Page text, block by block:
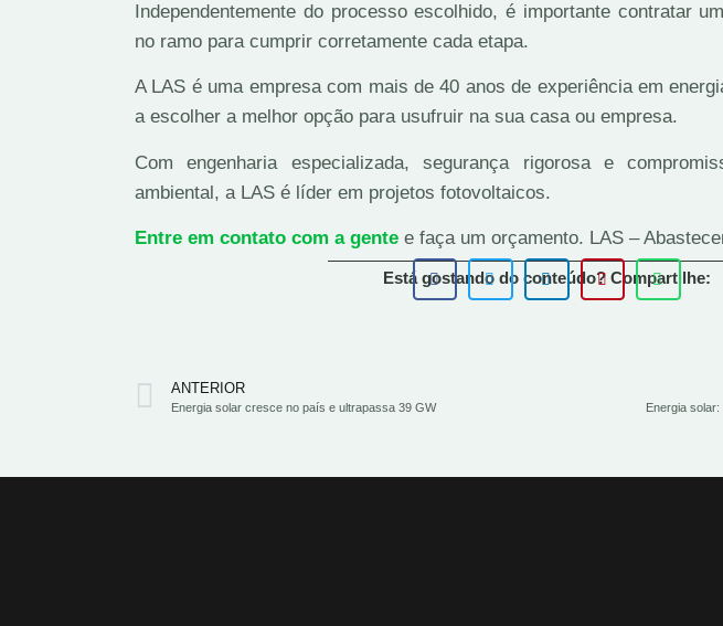
Independentemente do processo escolhido, é importante contratar
no ramo para cumprir corretamente cada etapa.
A LAS é uma empresa com mais de 40 anos de experiência em
a escolher a melhor opção para usufruir na sua casa ou empresa.
Com engenharia especializada, segurança rigorosa e
ambiental, a LAS é líder em projetos fotovoltaicos.
Entre em contato com a gente e faça um orçamento. LAS –
Está gostando do conteúdo? Compartilhe:
ANTERIOR
Energia solar cresce no país e ultrapassa 39 GW Energia